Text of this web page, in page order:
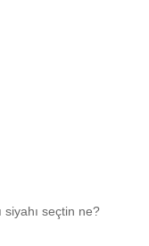
siyahı seçtin ne?